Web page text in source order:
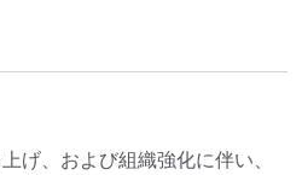
げ、および組織強化に伴い、